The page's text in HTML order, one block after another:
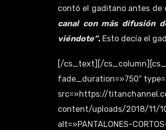
contó el gaditano antes
canal con más difusión
viéndote”. Esto decía el
[/cs_text][/
fade_duration=»750″
src=»https://
content/uploads/2018/11/
alt=»PANTALONES-